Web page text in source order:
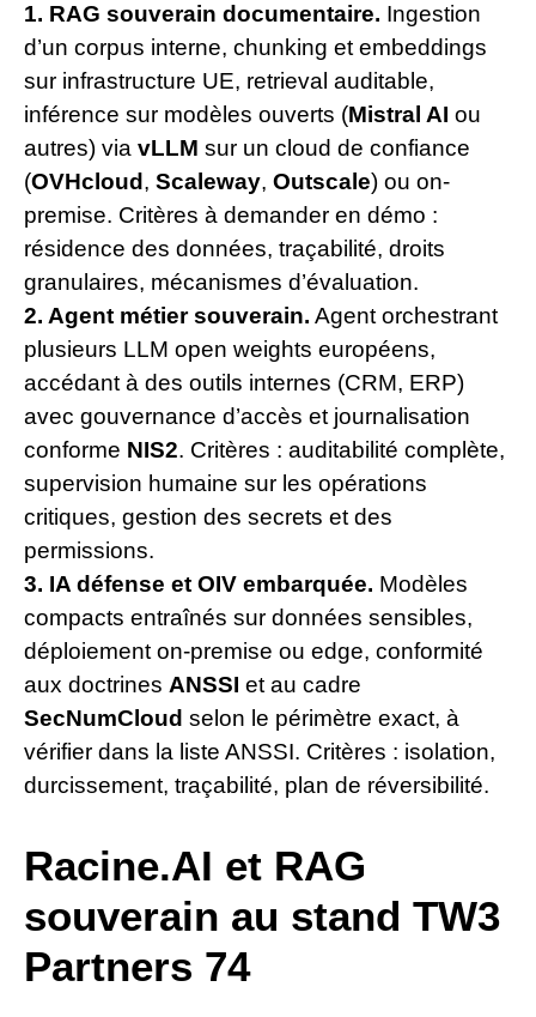
1. RAG souverain documentaire. Ingestion
d’un corpus interne, chunking et embeddings
sur infrastructure UE, retrieval auditable,
inférence sur modèles ouverts (Mistral AI ou
autres) via vLLM sur un cloud de confiance
(OVHcloud , Scaleway, Outscale) ou on-
premise. Critères à demander en démo :
résidence des données, traçabilité, droits
granulaires, mécanismes d’évaluation.
2. Agent métier souverain. Agent orchestrant
plusieurs LLM open weights européens,
accédant à des outils internes (CRM, ERP)
avec gouvernance d’accès et journalisation
conforme NIS2. Critères : auditabilité complète,
supervision humaine sur les opérations
critiques, gestion des secrets et des
permissions.
3. IA défense et OIV embarquée. Modèles
compacts entraînés sur données sensibles,
déploiement on-premise ou edge, conformité
aux doctrines ANSSI et au cadre
SecNumCloud selon le périmètre exact, à
vérifier dans la liste ANSSI. Critères : isolation,
durcissement, traçabilité, plan de réversibilité.
Racine.AI et RAG
souverain au stand TW3
Partners 74